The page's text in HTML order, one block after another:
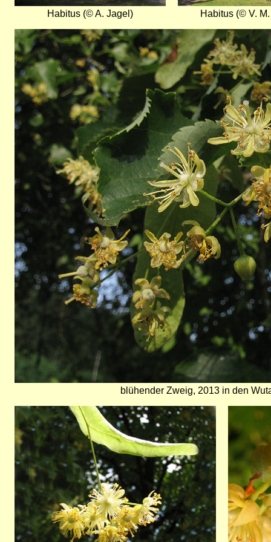
Habitus (© A. Jagel)
Habitus (© V.
Bild
blühender Zweig, 2013 in den
Bild
Bild